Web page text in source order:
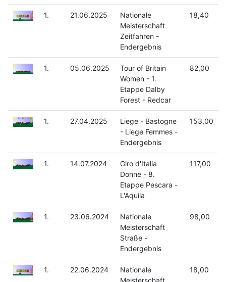
1. 21.06.2025
Nationale
Meisterschaft
Zeitfahren -
Endergebnis
18,40
1. 05.06.2025
Tour of Britain
Women - 1.
Etappe Dalby
Forest - Redcar
82,00
1. 27.04.2025
Liege - Bastogne
- Liege Femmes -
Endergebnis
153,00
1. 14.07.2024
Giro d'Italia
Donne - 8.
Etappe Pescara -
L'Aquila
117,00
1. 23.06.2024
Nationale
Meisterschaft
Straße -
Endergebnis
98,00
1. 22.06.2024
Nationale
18,00